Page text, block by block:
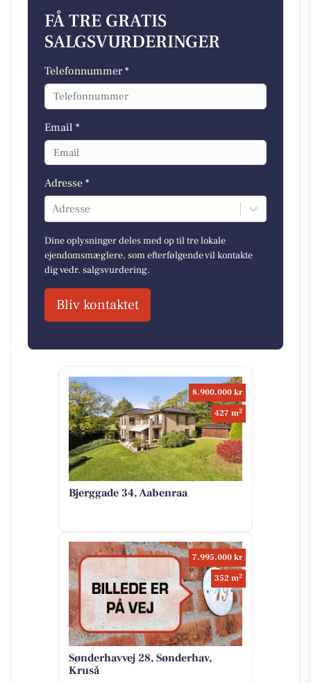
FÅ TRE GRATIS
SALGSVURDERINGER
Telefonnummer *
Email *
Adresse *
Adresse
Dine oplysninger deles med op til tre lokale
ejendomsmæglere, som efterfølgende vil kontakte
dig vedr. salgsvurdering.
Bliv kontaktet
8.900.000 kr
427 m2
Bjerggade 34, Aabenraa
7.995.000 kr
352 m2
Sønderhavvej 28, Sønderhav,
Kruså